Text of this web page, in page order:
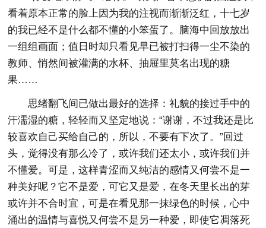
看着原本正常的脸上因为我的注视而渐渐泛红，十七岁
的我已经不是什么都不懂的小笨蛋了。脑海中回放放出
一组组画面；值日时却只看见早已被打扫得一尘不染的
教师、悄然间被灌满的水杯、抽屉里莫名出现的糖
果……
思绪翻飞间已做出最好的选择：礼貌的接过手中的
汗濡湿的糖，轻轻而又坚定地说：“谢谢，不过我还是比
较喜欢自己买给自己的，所以，不要有下次了。”回过
头，觉得没有那么冷了，或许我们还太小，或许我们并
不懂爱。可是，这样青涩而又纯洁的感情又何尝不是一
种美好呢？它不是爱，可它又是爱，在冬天里长出的芽
或许并不合时宜，可是在看见那一抹绿色的时候，心中
涌出的温情与喜悦又何尝不是另一种爱，即使它凋落死